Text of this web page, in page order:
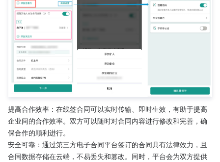
提高合作效率：在线签合同可以实时传输、即时生效，有助于提高
企业间的合作效率。双方可以随时对合同内容进行修改和完善，确
保合作的顺利进行。
安全可靠：通过第三方电子合同平台签订的合同具有法律效力，且
合同数据存储在云端，不易丢失和篡改。同时，平台会为双方提供